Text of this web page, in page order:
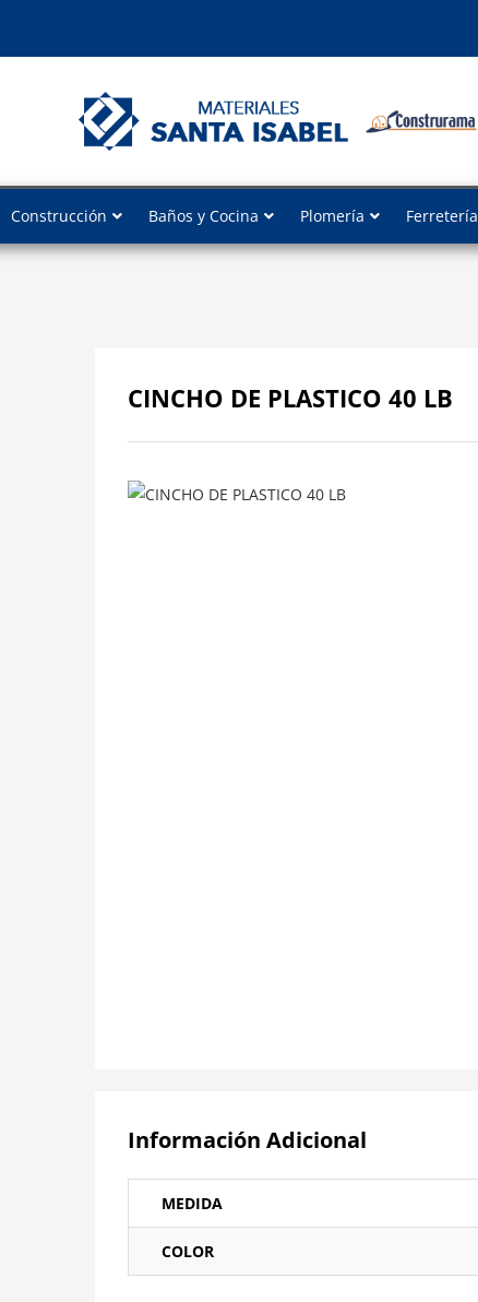
Construcción Baños y Cocina Plomería Ferretería
CINCHO DE PLASTICO 40 LB
Información Adicional
MEDIDA
COLOR